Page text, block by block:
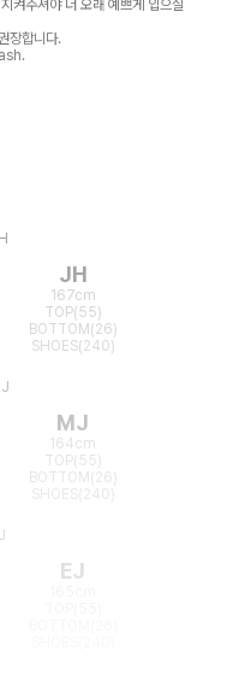
켜주셔야 더 오래 예쁘게 입으실
장합니다.
JH
167cm
TOP(55)
BOTTOM(26)
SHOES(240)
MJ
164cm
TOP(55)
BOTTOM(26)
EJ